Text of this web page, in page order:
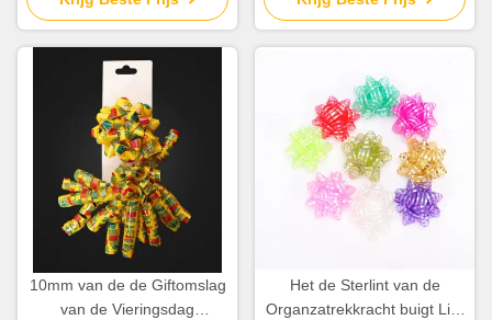
Verjaardagsdecoratie
10mm van de de Giftomslag
van de Vieringsdag
Het de Sterlint van de
Organzatrekkracht buigt Lint